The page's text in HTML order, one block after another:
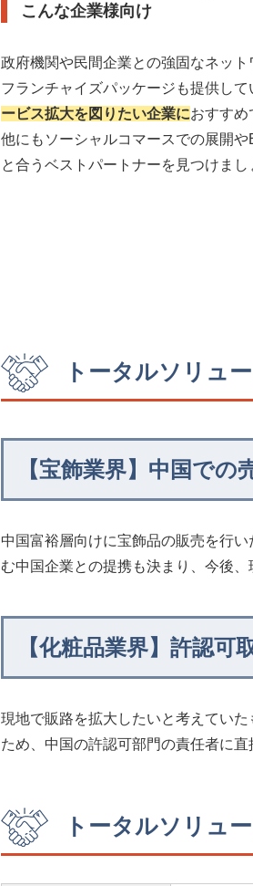
こんな企業様向け
政府機関や民間企業との強固なネッ
フランチャイズパッケージも提供して
ービス拡大を図りたい企業におすすめ
他にもソーシャルコマースでの展開
と合うベストパートナーを見つけまし
トータルソリュ
【宝飾業界】中国で
中国富裕層向けに宝飾品の販売を行
む中国企業との提携も決まり、今後
【化粧品業界】許認可
現地で販路を拡大したいと考えてい
ため、中国の許認可部門の責任者に
トータルソリュ